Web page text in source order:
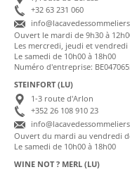
+32 63 231 060
Ouvert le mardi de 9h30 à
Les mercredi, jeudi et vendredi
Le samedi de 10h00 à 18h00
Numéro d'entreprise:
STEINFORT (LU)
1-3 route d'Arlon
+352 26 108 910 23
Ouvert du mardi au vendredi
Le samedi de 10h00 à 18h00
WINE NOT ? MERL (LU)